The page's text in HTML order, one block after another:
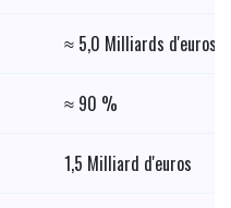
≈ 5,0 Milliards d'euros
≈ 90 %
1,5 Milliard d'euros